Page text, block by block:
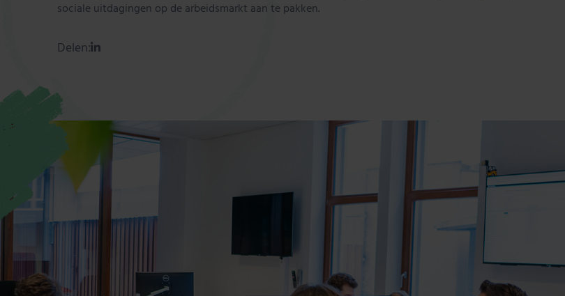
Digital Autonomy
sociale uitdagingen op de arbeidsmarkt aan te pakken.
Delen: